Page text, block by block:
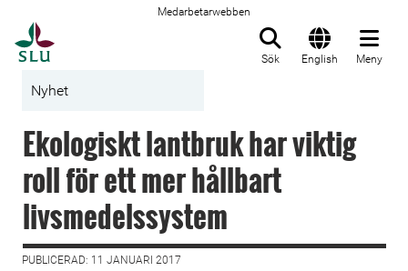
Medarbetarwebben
Sök English Meny
Nyhet
Ekologiskt lantbruk har viktig
roll för ett mer hållbart
livsmedelssystem
PUBLICERAD: 11 JANUARI 2017